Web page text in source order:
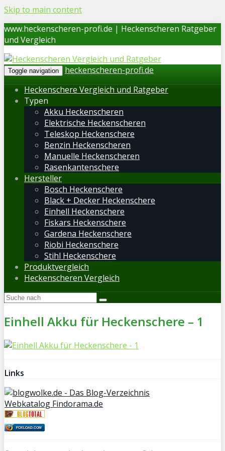
Skip to main content
www.heckenscheren-profi.de | Heckenscheren Ratgeber
und Vergleich
Toggle navigation
heckenscheren-profi.de
Heckenschere Vergleich und Ratgeber
Typen
Akku Heckenscheren
Elektrische Heckenscheren
Teleskop Heckenschere
Benzin Heckenscheren
Manuelle Heckenscheren
Rasenkantenschere
Hersteller
Bosch Heckenschere
Black + Decker Heckenschere
Einhell Heckenschere
Fiskars Heckenschere
Gardena Heckenschere
Riobi Heckenschere
Stihl Heckenschere
Produktvergleich
Heckenscheren Vergleich
Einhell Akku für Heckenschere – 1
Links
Webkatalog Findorama.de
FOXLOAD.COM